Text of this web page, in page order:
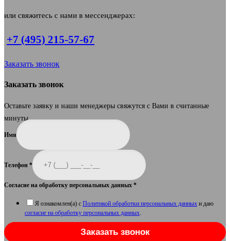
или свяжитесь с нами в мессенджерах:
+7 (495) 215-57-67
Заказать звонок
Заказать звонок
Оставьте заявку и наши менеджеры свяжутся с Вами в считанные
минуты.
Имя
Телефон *
Согласие на обработку персональных данных *
Я ознакомлен(а) с Политикой обработки персональных данных и даю
согласие на обработку персональных данных.
Заказать звонок